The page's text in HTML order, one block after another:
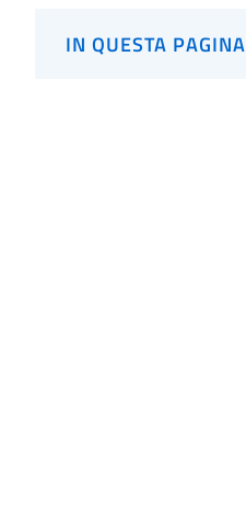
IN QUESTA PAGINA